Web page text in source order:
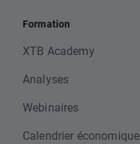
Formation
XTB Academy
Analyses
Webinaires
Calendrier économique